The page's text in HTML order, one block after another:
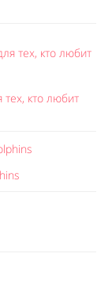
тех, кто любит